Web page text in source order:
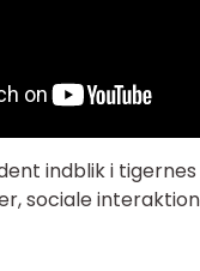
indblik i
sociale